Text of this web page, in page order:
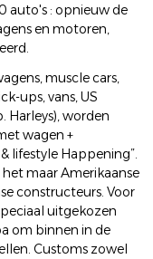
auto's : opnieuw de
en motoren,
muscle cars,
ups, vans, US
Harleys), worden
wagen +
lifestyle Happening”.
maar Amerikaanse
constructeurs. Voor
uitgekozen
om binnen in de
Customs zowel